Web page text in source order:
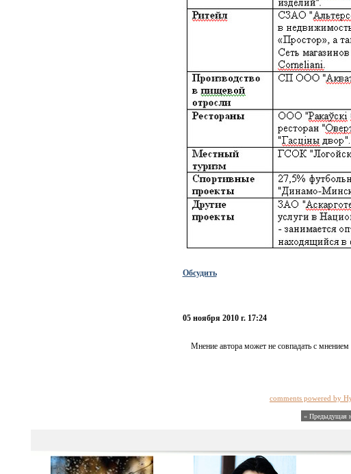
Обсудить
05 ноября 2010 г. 17:24
Мнение автора может не совпадать с
comments powered by
« Предыдущая